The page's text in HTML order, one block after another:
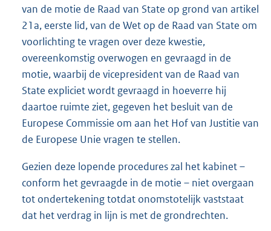
van de motie de Raad van State op grond van artikel
21a, eerste lid, van de Wet op de Raad van State om
voorlichting te vragen over deze kwestie,
overeenkomstig overwogen en gevraagd in de
motie, waarbij de vicepresident van de Raad van
State expliciet wordt gevraagd in hoeverre hij
daartoe ruimte ziet, gegeven het besluit van de
Europese Commissie om aan het Hof van Justitie van
de Europese Unie vragen te stellen.
Gezien deze lopende procedures zal het kabinet –
conform het gevraagde in de motie – niet overgaan
tot ondertekening totdat onomstotelijk vaststaat
dat het verdrag in lijn is met de grondrechten.